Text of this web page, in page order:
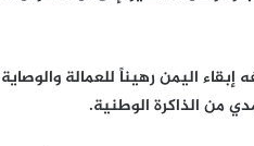
اليمن رهيناً للعمالة
من الذاكرة الوطنية.